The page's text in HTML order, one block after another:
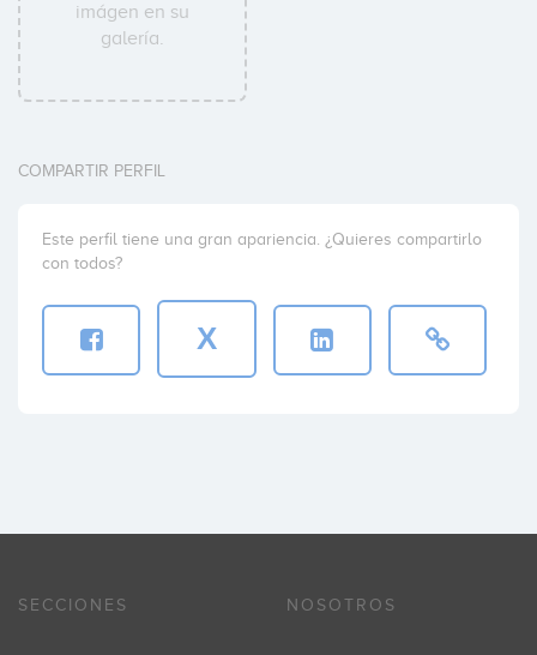
imágen en su
galería.
COMPARTIR PERFIL
Este perfil tiene una gran apariencia. ¿Quieres compartirlo
con todos?
X
SECCIONES NOSOTROS